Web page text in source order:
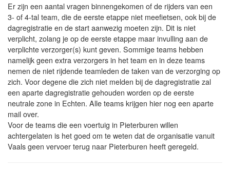
Er zijn een aantal vragen binnengekomen of de rijders van een
3- of 4-tal team, die de eerste etappe niet meefietsen, ook bij de
dagregistratie en de start aanwezig moeten zijn. Dit is niet
verplicht, zolang je op de eerste etappe maar invulling aan de
verplichte verzorger(s) kunt geven. Sommige teams hebben
namelijk geen extra verzorgers in het team en in deze teams
nemen de niet rijdende teamleden de taken van de verzorging op
zich. Voor degene die zich niet melden bij de dagregistratie zal
een aparte dagregistratie gehouden worden op de eerste
neutrale zone in Echten. Alle teams krijgen hier nog een aparte
mail over.
Voor de teams die een voertuig in Pieterburen willen
achtergelaten is het goed om te weten dat de organisatie vanuit
Vaals geen vervoer terug naar Pieterburen heeft geregeld.